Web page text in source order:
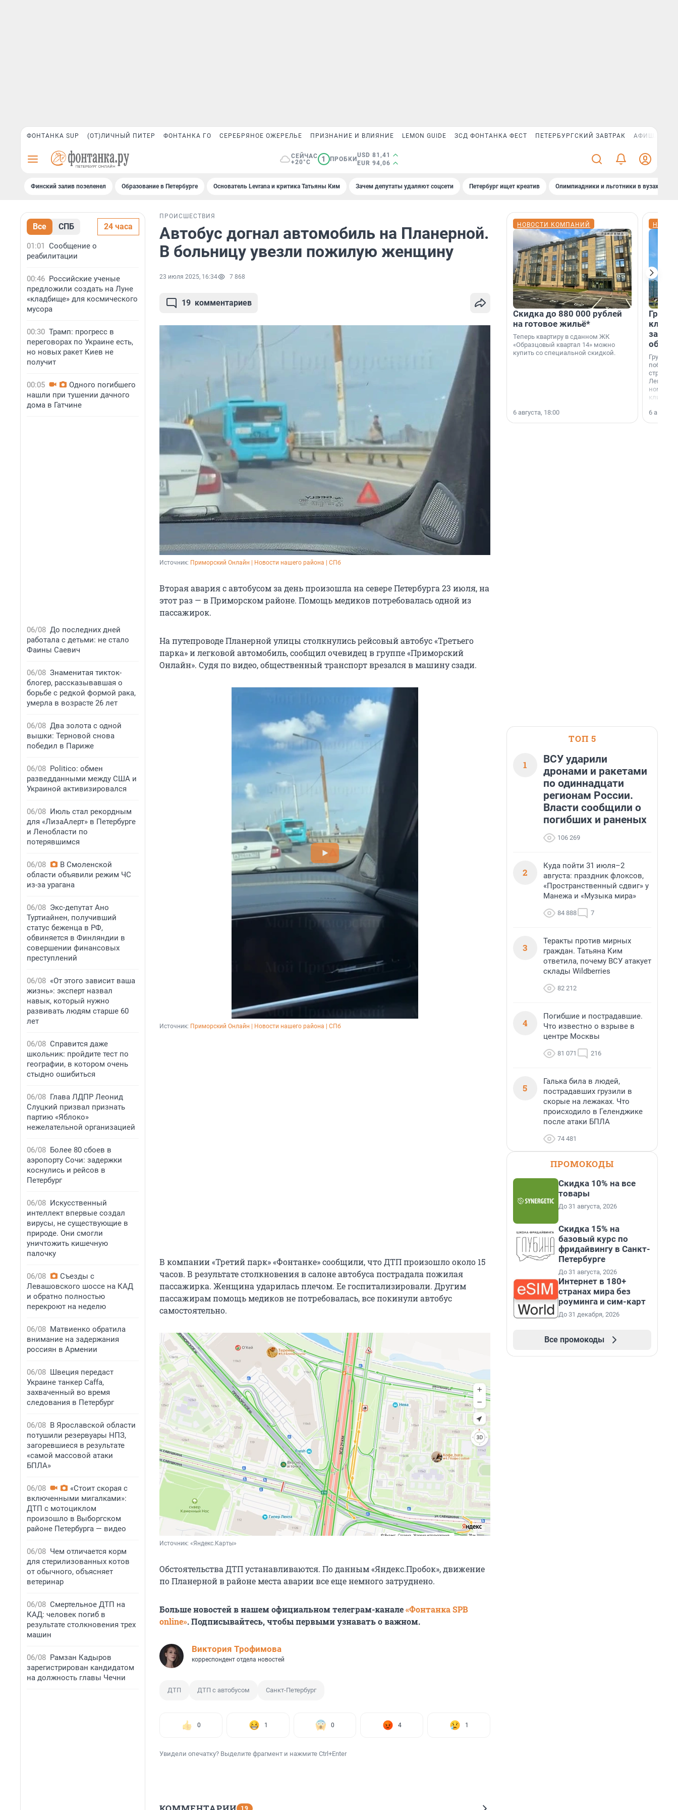
ФОНТАНКА SUP (ОТ)ЛИЧНЫЙ ПИТЕР ФОНТАНКА ГО СЕРЕБРЯНОЕ ОЖЕРЕЛЬЕ ПРИЗНАНИЕ И ВЛИЯНИЕ LEMON GUIDE ЗСД ФОНТАНКА ФЕСТ ПЕТЕРБУРГСКИЙ ЗАВТРАК АФИША PLUS
СЕЙЧАС
+20°C
1 ПРОБКИ
USD 81,41
EUR 94,06
Финский залив позеленел Образование в Петербурге Основатель Levrana и критика Татьяны Ким Зачем депутаты удаляют соцсети Петербург ищет креатив Олимпиадники и льготники в вузах СПб
Все СПБ 24 часа
01:01 Сообщение о
реабилитации
00:46 Российские ученые
предложили создать на Луне
«кладбище» для космического
мусора
00:30 Трамп: прогресс в
переговорах по Украине есть,
но новых ракет Киев не
получит
00:05
Одного погибшего
нашли при тушении дачного
дома в Гатчине
06/08 До последних дней
работала с детьми: не стало
Фаины Саевич
06/08 Знаменитая тикток-
блогер, рассказывавшая о
борьбе с редкой формой рака,
умерла в возрасте 26 лет
06/08 Два золота с одной
вышки: Терновой снова
победил в Париже
06/08 Politico: обмен
разведданными между США и
Украиной активизировался
06/08 Июль стал рекордным
для «ЛизаАлерт» в Петербурге
и Ленобласти по
потерявшимся
06/08
В Смоленской
области объявили режим ЧС
из-за урагана
06/08 Экс-депутат Ано
Туртиайнен, получивший
статус беженца в РФ,
обвиняется в Финляндии в
совершении финансовых
преступлений
06/08 «От этого зависит ваша
жизнь»: эксперт назвал
навык, который нужно
развивать людям старше 60
лет
06/08 Справится даже
школьник: пройдите тест по
географии, в котором очень
стыдно ошибиться
06/08 Глава ЛДПР Леонид
Слуцкий призвал признать
партию «Яблоко»
нежелательной организацией
06/08 Более 80 сбоев в
аэропорту Сочи: задержки
коснулись и рейсов в
Петербург
06/08 Искусственный
интеллект впервые создал
вирусы, не существующие в
природе. Они смогли
уничтожить кишечную
палочку
06/08
Съезды с
Левашовского шоссе на КАД
и обратно полностью
перекроют на неделю
06/08 Матвиенко обратила
внимание на задержания
россиян в Армении
06/08 Швеция передаст
Украине танкер Caffa,
захваченный во время
следования в Петербург
06/08 В Ярославской области
потушили резервуары НПЗ,
загоревшиеся в результате
«самой массовой атаки
БПЛА»
06/08
«Стоит скорая с
включенными мигалками»:
ДТП с мотоциклом
произошло в Выборгском
районе Петербурга — видео
06/08 Чем отличается корм
для стерилизованных котов
от обычного, объясняет
ветеринар
06/08 Смертельное ДТП на
КАД: человек погиб в
результате столкновения трех
машин
06/08 Рамзан Кадыров
зарегистрирован кандидатом
на должность главы Чечни
ПРОИСШЕСТВИЯ
Автобус догнал автомобиль на Планерной.
В больницу увезли пожилую женщину
23 июля 2025, 16:34 7 868
19 комментариев
Источник: Приморский Онлайн | Новости нашего района | СПб
Вторая авария с автобусом за день произошла на севере Петербурга 23 июля, на
этот раз — в Приморском районе. Помощь медиков потребовалась одной из
пассажирок.
На путепроводе Планерной улицы столкнулись рейсовый автобус «Третьего
парка» и легковой автомобиль, сообщил очевидец в группе «Приморский
Онлайн». Судя по видео, общественный транспорт врезался в машину сзади.
Источник: Приморский Онлайн | Новости нашего района | СПб
В компании «Третий парк» «Фонтанке» сообщили, что ДТП произошло около 15
часов. В результате столкновения в салоне автобуса пострадала пожилая
пассажирка. Женщина ударилась плечом. Ее госпитализировали. Другим
пассажирам помощь медиков не потребовалась, все покинули автобус
самостоятельно.
Источник: «Яндекс.Карты»
Обстоятельства ДТП устанавливаются. По данным «Яндекс.Пробок», движение
по Планерной в районе места аварии все еще немного затруднено.
Больше новостей в нашем официальном телеграм-канале«Фонтанка SPB
online». Подписывайтесь, чтобы первыми узнавать о важном.
Виктория Трофимова
корреспондент отдела новостей
ДТП ДТП с автобусом Санкт-Петербург
0 1 0 4 1
Увидели опечатку? Выделите фрагмент и нажмите Ctrl+Enter
19
НОВОСТИ КОМПАНИЙ
Скидка до 880 000 рублей
на готовое жильё*
Теперь квартиру в сданном ЖК
«Образцовый квартал 14» можно
купить со специальной скидкой.
6 августа, 18:00
Группа
области».
6
ТОП 5
1
ВСУ ударили
дронами и ракетами
по одиннадцати
регионам России.
Власти сообщили о
погибших и раненых
106 269
2
Куда пойти 31 июля–2
августа: праздник флоксов,
«Пространственный сдвиг» у
Манежа и «Музыка мира»
84 888 7
3
Теракты против мирных
граждан. Татьяна Ким
ответила, почему ВСУ атакует
склады Wildberries
82 212
4
Погибшие и пострадавшие.
Что известно о взрыве в
центре Москвы
81 071 216
5
Галька била в людей,
пострадавших грузили в
скорые на лежаках. Что
происходило в Геленджике
после атаки БПЛА
74 481
ПРОМОКОДЫ
Скидка 10% на все
товары
До 31 августа, 2026
Скидка 15% на
базовый курс по
фридайвингу в Санкт-
Петербурге
До 31 августа, 2026
Интернет в 180+
странах мира без
роуминга и сим-карт
До 31 декабря, 2026
Все промокоды